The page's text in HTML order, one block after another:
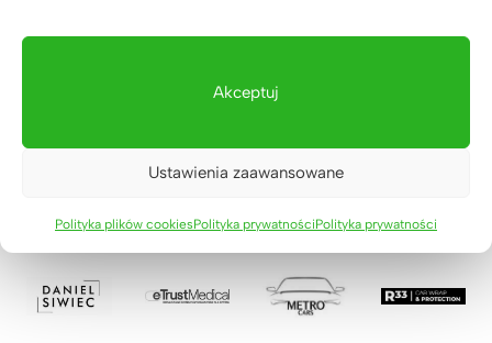
Akceptuj
Ustawienia zaawansowane
Polityka plików cookiesPolityka prywatnościPolityka prywatności